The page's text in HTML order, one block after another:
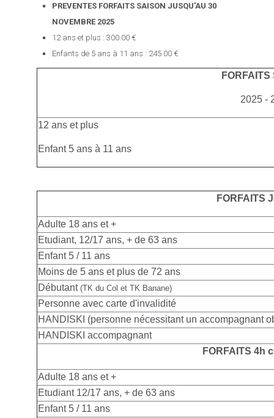
PREVENTES FORFAITS SAISON JUSQU'AU 30
NOVEMBRE 2025
12 ans et plus : 300.00 €
Enfants de 5 ans à 11 ans : 245.00 €
FORFAITS
2025 -
12 ans et plus
Enfant 5 ans à 11 ans
FORFAITS
Adulte 18 ans et +
Etudiant, 12/17 ans, + de 63 ans
Enfant 5 / 11 ans
Moins de 5 ans et plus de 72 ans
Débutant (TK du Col et TK Banane)
Personne avec carte d'invalidité
HANDISKI (personne nécessitant un accompagnant
HANDISKI accompagnant
FORFAITS 4h
Adulte 18 ans et +
Etudiant 12/17 ans, + de 63 ans
Enfant 5 / 11 ans